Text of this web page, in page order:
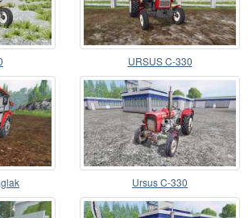
URSUS C-330
Ursus C-330